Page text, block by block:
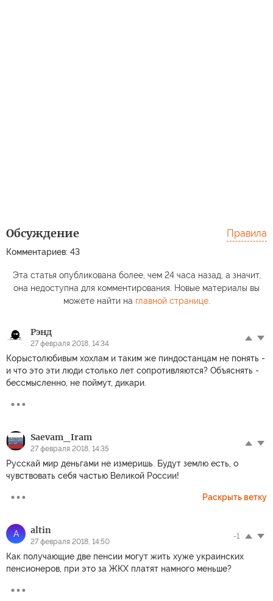
Обсуждение
Комментариев: 43
Правила
Эта статья опубликована более, чем 24 часа назад, а значит,
она недоступна для комментирования. Новые материалы вы
можете найти на главной странице.
Рэнд
27 февраля 2018, 14:34
Корыстолюбивым хохлам и таким же пиндостанцам не понять -
и что это эти люди столько лет сопротивляются? Объяснять -
бессмысленно, не поймут, дикари.
Sаevam_Iram
27 февраля 2018, 14:35
Русскай мир деньгами не измеришь. Будут землю есть, о
чувствовать себя частью Великой России!
Раскрыть ветку
A altin
27 февраля 2018, 14:50
-1
Как получающие две пенсии могут жить хуже украинских
пенсионеров, при это за ЖКХ платят намного меньше?